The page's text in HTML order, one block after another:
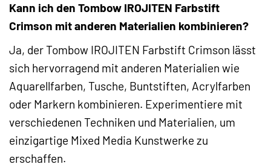
Kann ich den Tombow IROJITEN Farbstift
Crimson mit anderen Materialien kombinieren?
Ja, der Tombow IROJITEN Farbstift Crimson lässt
sich hervorragend mit anderen Materialien wie
Aquarellfarben, Tusche, Buntstiften, Acrylfarben
oder Markern kombinieren. Experimentiere mit
verschiedenen Techniken und Materialien, um
einzigartige Mixed Media Kunstwerke zu
erschaffen.